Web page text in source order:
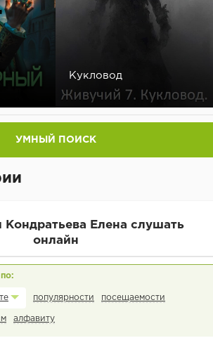
Кукловод
УМНЫЙ ПОИСК
Кондратьева Елена слушать
онлайн
популярности посещаемости
алфавиту